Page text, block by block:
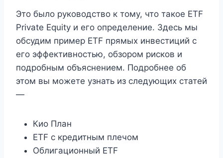
Это было руководство к тому, что такое ETF
Private Equity и его определение. Здесь мы
обсудим пример ETF прямых инвестиций с
его эффективностью, обзором рисков и
подробным объяснением. Подробнее об
этом вы можете узнать из следующих статей
—
Кио План
ETF с кредитным плечом
Облигационный ETF